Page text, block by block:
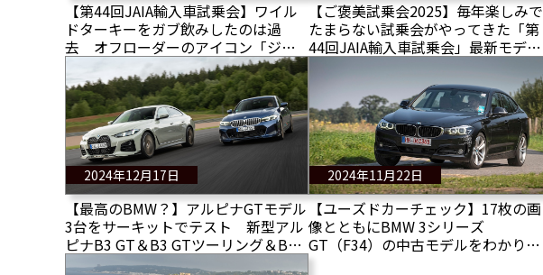
【第44回JAIA輸入車試乗会】ワイル
ドターキーをガブ飲みしたのは過
去 オフローダーのアイコン「ジー
プ ラングラー アンリミテッド ルビコ
ン」
【ご褒美試乗会2025】毎年楽しみで
たまらない試乗会がやってきた「第
44回JAIA輸入車試乗会」最新モデル
2024年12月17日
【最高のBMW？】アルピナGTモデル
3台をサーキットでテスト 新型アル
ピナB3 GT＆B3 GTツーリング＆B4
GT
2024年11月22日
【ユーズドカーチェック】17枚の画
像とともにBMW 3シリーズ
GT（F34）の中古モデルをわかりや
すくレビュー！